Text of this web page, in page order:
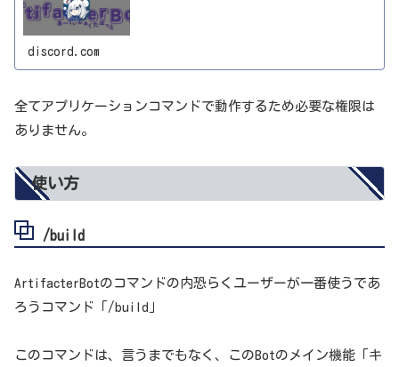
discord.com
全てアプリケーションコマンドで動作するため必要な権限は
ありません。
使い方
/build
ArtifacterBotのコマンドの内恐らくユーザーが一番使うであ
ろうコマンド「/build」
このコマンドは、言うまでもなく、このBotのメイン機能「キ